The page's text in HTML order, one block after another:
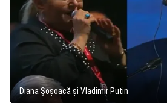
Diana Șoșoacă și Vladimir Putin